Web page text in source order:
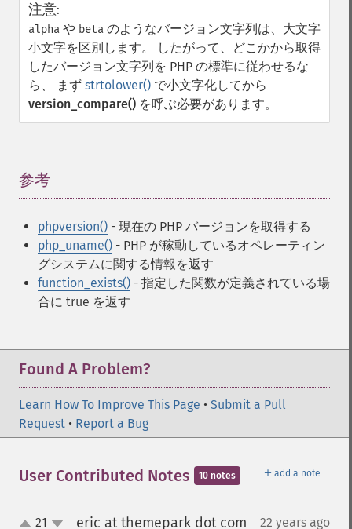
注意:
alpha や beta のようなバージョン文字列は、大文字
小文字を区別します。 したがって、どこかから取得
したバージョン文字列を PHP の標準に従わせるな
ら、 まず strtolower() で小文字化してから
version_compare() を呼ぶ必要があります。
参考
phpversion() - 現在の PHP バージョンを取得する
php_uname() - PHP が稼動しているオペレーティン
グシステムに関する情報を返す
function_exists() - 指定した関数が定義されている場
合に true を返す
Found A Problem?
Learn How To Improve This Page • Submit a Pull
Request • Report a Bug
＋ add a note
User Contributed Notes 10 notes
21 eric at themepark dot com 22 years ago